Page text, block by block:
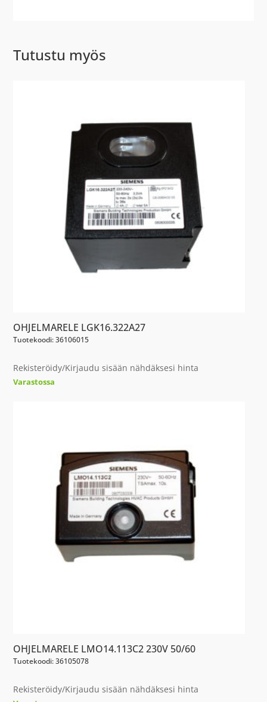
Tutustu myös
OHJELMARELE LGK16.322A27
Tuotekoodi: 36106015
Rekisteröidy/Kirjaudu sisään nähdäksesi hinta
Varastossa
OHJELMARELE LMO14.113C2 230V 50/60
Tuotekoodi: 36105078
Rekisteröidy/Kirjaudu sisään nähdäksesi hinta